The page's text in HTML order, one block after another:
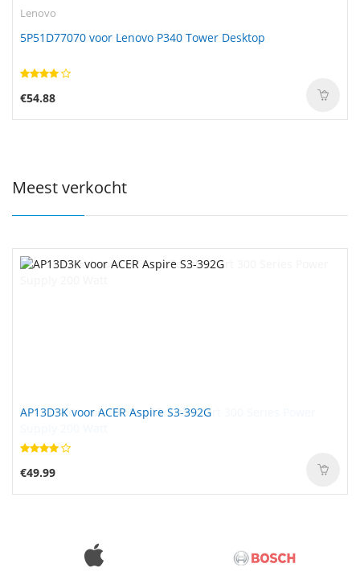
Lenovo
5P51D77070 voor Lenovo P340 Tower Desktop
€54.88
Meest verkocht
AP13D3K voor ACER Aspire S3-392G
€49.99